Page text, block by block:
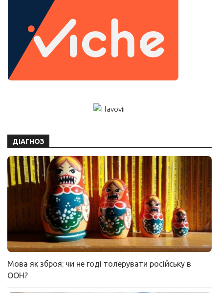
ДІАГНОЗ
Мова як зброя: чи не годі толерувати російську в
ООН?